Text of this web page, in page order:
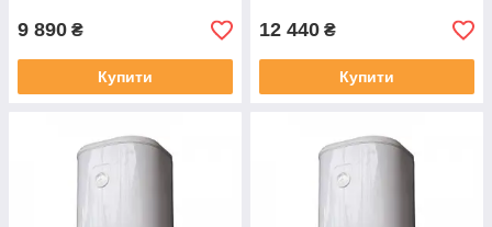
9 890 ₴
Купити
12 440 ₴
Купити